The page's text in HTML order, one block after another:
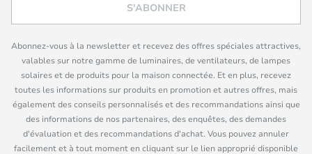
S'ABONNER
Abonnez-vous à la newsletter et recevez des offres spéciales attractives,
valables sur notre gamme de luminaires, de ventilateurs, de lampes
solaires et de produits pour la maison connectée. Et en plus, recevez
toutes les informations sur produits en promotion et autres offres, mais
également des conseils personnalisés et des recommandations ainsi que
des informations de nos partenaires, des enquêtes, des demandes
d'évaluation et des recommandations d'achat. Vous pouvez annuler
facilement et à tout moment en cliquant sur le lien approprié disponible